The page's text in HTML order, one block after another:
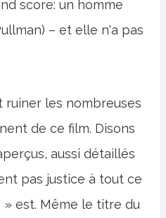
score: un homme
– et elle n'a pas
ruiner les nombreuses
de ce film. Disons
aussi détaillés
pas justice à tout ce
est. Même le titre du